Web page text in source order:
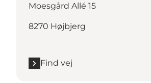
Moesgård Allé 15
8270 Højbjerg
Find vej